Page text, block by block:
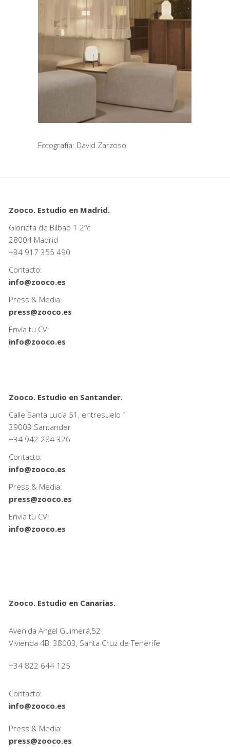
Fotografía: David Zarzoso
Zooco. Estudio en Madrid.
Glorieta de Bilbao 1 2ºc
28004 Madrid
+34 917 355 490
Contacto:
info@zooco.es
Press & Media:
press@zooco.es
Envía tu CV:
info@zooco.es
Zooco. Estudio en Santander.
Calle Santa Lucía 51, entresuelo 1
39003 Santander
+34 942 284 326
Contacto:
info@zooco.es
Press & Media:
press@zooco.es
Envía tu CV:
info@zooco.es
Zooco. Estudio en Canarias.
Avenida Angel Guimerá,52
Vivienda 4B, 38003, Santa Cruz de Tenerife
+34 822 644 125
Contacto:
info@zooco.es
Press & Media:
press@zooco.es